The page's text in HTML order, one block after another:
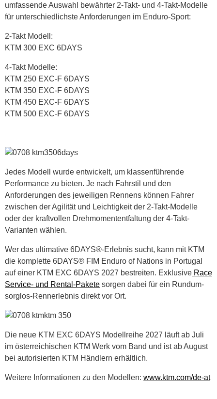
umfassende Auswahl bewährter 2-Takt- und 4-Takt-Modelle
für unterschiedlichste Anforderungen im Enduro-Sport:
2-Takt Modell:
KTM 300 EXC 6DAYS
4-Takt Modelle:
KTM 250 EXC-F 6DAYS
KTM 350 EXC-F 6DAYS
KTM 450 EXC-F 6DAYS
KTM 500 EXC-F 6DAYS
Jedes Modell wurde entwickelt, um klassenführende
Performance zu bieten. Je nach Fahrstil und den
Anforderungen des jeweiligen Rennens können Fahrer
zwischen der Agilität und Leichtigkeit der 2-Takt-Modelle
oder der kraftvollen Drehmomententfaltung der 4-Takt-
Varianten wählen.
Wer das ultimative 6DAYS®-Erlebnis sucht, kann mit KTM
die komplette 6DAYS® FIM Enduro of Nations in Portugal
auf einer KTM EXC 6DAYS 2027 bestreiten. Exklusive Race
Service- und Rental-Pakete sorgen dabei für ein Rundum-
sorglos-Rennerlebnis direkt vor Ort.
Die neue KTM EXC 6DAYS Modellreihe 2027 läuft ab Juli
im österreichischen KTM Werk vom Band und ist ab August
bei autorisierten KTM Händlern erhältlich.
Weitere Informationen zu den Modellen: www.ktm.com/de-at